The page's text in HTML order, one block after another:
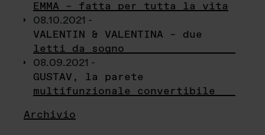
EMMA – fatta per tutta la vita
08.10.2021 -
VALENTIN & VALENTINA – due
letti da sogno
08.09.2021 -
GUSTAV, la parete
multifunzionale convertibile
Archivio